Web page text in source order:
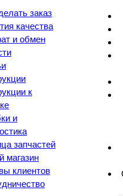
заказ
качества
и обмен
к
и
запчастей
магазин
клиентов